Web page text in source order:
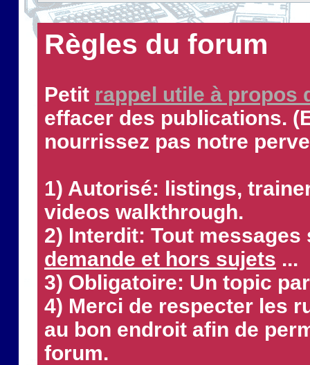
Règles du forum
Petit rappel utile à propos
effacer des publications.
nourrissez pas notre
1) Autorisé: listings,
videos walkthrough.
2) Interdit: Tout
demande et hors sujets ...
3) Obligatoire: Un topic
4) Merci de respecter les
au bon endroit afin de
forum.